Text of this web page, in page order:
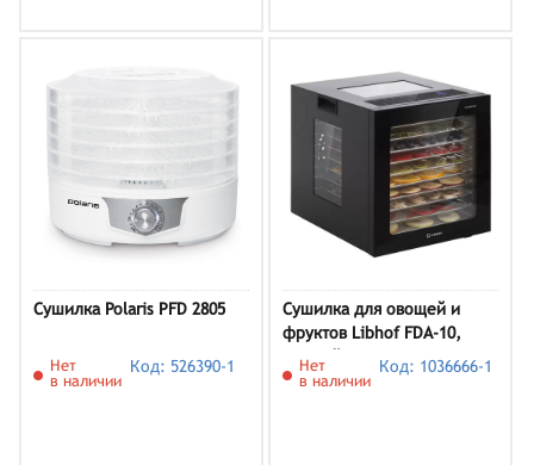
Сушилка Polaris PFD 2805
Нет
в наличии
Код: 526390-1
Сушилка для овощей и
фруктов Libhof FDA-10,
черный
Нет
в наличии
Код: 1036666-1